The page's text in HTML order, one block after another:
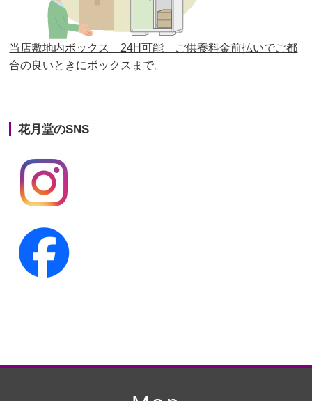
第24回人形供養祭 平成27年11月27日
第23回人形供養祭平成26年12月5日
第22回人形供養祭平成26年4月28日
第20回人形供養祭
第19回人形供養祭
第18回人形供養祭
第16回人形供養祭
第15回人形供養祭
第12回人形供養祭平成22年3月9日
平成21年12月4日
当店敷地内ボックス 24H可能 ご供養料金前払いでご都
合の良いときにボックスまで。
花月堂のSNS